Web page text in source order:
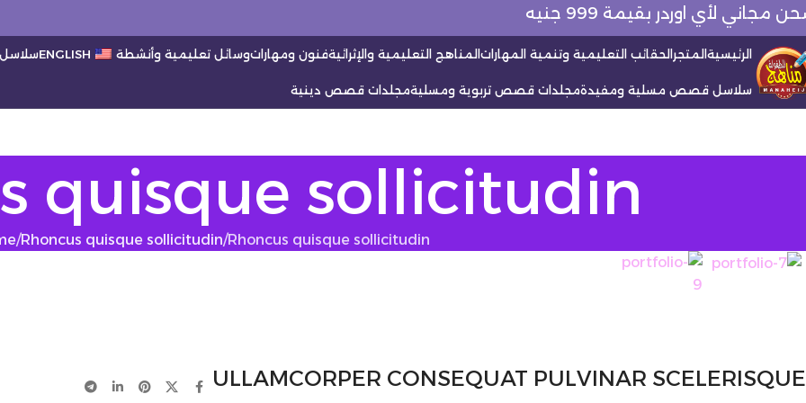
مجاني لأي اوردر بقيمة 999 جنيه
الرئيسيةالمتجرالحقائب التعليمية وتنمية المهاراتالمناهج التعليمية والإثرائيةفنون ومهاراتوسائل تعليمية وأنشطة ENGLISH
سلاسل قصص مسلية ومفيدةمجلدات قصص تربوية ومسليةمجلدات قصص دينية
quisque sollicitudin
Rhoncus quisque sollicitudin Rhoncus quisque sollicitudin
ULLAMCORPER CONSEQUAT PULVINAR SCELERISQUE